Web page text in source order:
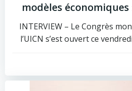
modèles économiques
INTERVIEW – Le Congrès
l’UICN s’est ouvert ce